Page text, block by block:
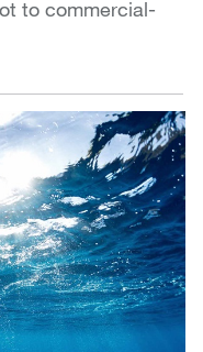
to commercial-